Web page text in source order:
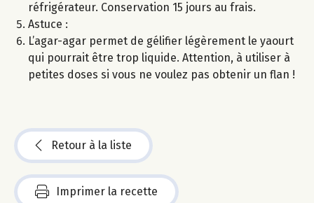
réfrigérateur. Conservation 15 jours au frais.
Astuce :
L’agar-agar permet de gélifier légèrement le yaourt
qui pourrait être trop liquide. Attention, à utiliser à
petites doses si vous ne voulez pas obtenir un flan !
Retour à la liste
Imprimer la recette